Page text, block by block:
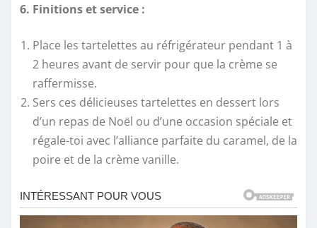
6. Finitions et service :
Place les tartelettes au réfrigérateur pendant 1 à
2 heures avant de servir pour que la crème se
raffermisse.
Sers ces délicieuses tartelettes en dessert lors
d’un repas de Noël ou d’une occasion spéciale et
régale-toi avec l’alliance parfaite du caramel, de la
poire et de la crème vanille.